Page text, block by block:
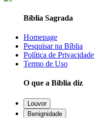
Bíblia Sagrada
Homepage
Pesquisar na Bíblia
Política de Privacidade
Termo de Uso
O que a Bíblia diz
Louvor
Benignidade